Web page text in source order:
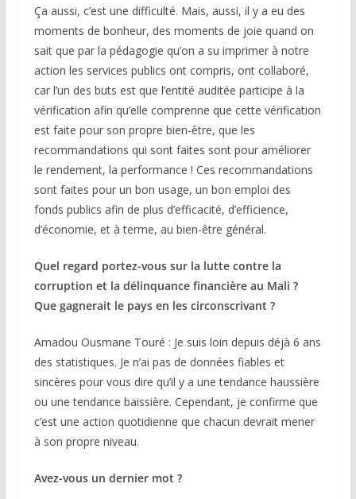
Ça aussi, c’est une difficulté. Mais, aussi, il y a eu des
moments de bonheur, des moments de joie quand on
sait que par la pédagogie qu’on a su imprimer à notre
action les services publics ont compris, ont collaboré,
car l’un des buts est que l’entité auditée participe à la
vérification afin qu’elle comprenne que cette vérification
est faite pour son propre bien-être, que les
recommandations qui sont faites sont pour améliorer
le rendement, la performance ! Ces recommandations
sont faites pour un bon usage, un bon emploi des
fonds publics afin de plus d’efficacité, d’efficience,
d’économie, et à terme, au bien-être général.
Quel regard portez-vous sur la lutte contre la
corruption et la délinquance financière au Mali ?
Que gagnerait le pays en les circonscrivant ?
Amadou Ousmane Touré : Je suis loin depuis déjà 6 ans
des statistiques. Je n’ai pas de données fiables et
sincères pour vous dire qu’il y a une tendance haussière
ou une tendance baissière. Cependant, je confirme que
c’est une action quotidienne que chacun devrait mener
à son propre niveau.
Avez-vous un dernier mot ?